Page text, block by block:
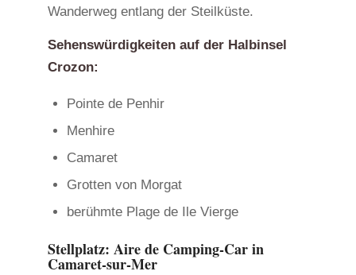
Wanderweg entlang der Steilküste.
Sehenswürdigkeiten auf der Halbinsel
Crozon:
Pointe de Penhir
Menhire
Camaret
Grotten von Morgat
berühmte Plage de Ile Vierge
Stellplatz: Aire de Camping-Car in
Camaret-sur-Mer